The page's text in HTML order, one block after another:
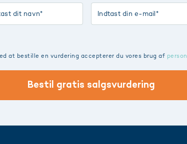
at bestille en vurdering accepterer du vores brug af
Bestil gratis salgsvurdering